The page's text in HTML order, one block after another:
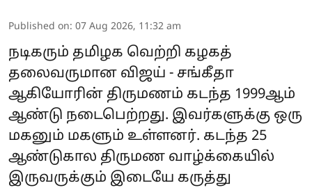
Published on: 07 Aug 2026, 11:32 am
நடிகரும் தமிழக வெற்றி கழகத்
தலைவருமான விஜய் - சங்கீதா
ஆகியோரின் திருமணம் கடந்த 1999ஆம்
ஆண்டு நடைபெற்றது. இவர்களுக்கு ஒரு
மகனும் மகளும் உள்ளனர். கடந்த 25
ஆண்டுகால திருமண வாழ்க்கையில்
இருவருக்கும் இடையே கருத்து